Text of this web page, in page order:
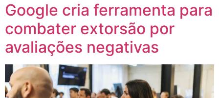
Google cria ferramenta para
combater extorsão por
avaliações negativas